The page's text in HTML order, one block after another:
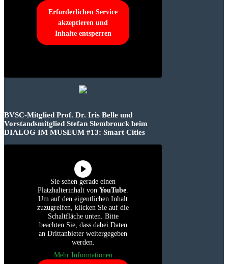
Erforderlichen Service
akzeptieren und
Inhalte entsperren
BVSC-Mitglied Prof. Dr. Iris Belle und
Vorstandsmitglied Stefan Slembrouck beim
DIALOG IM MUSEUM #13: Smart Cities
Sie sehen gerade einen
Platzhalterinhalt von YouTube.
Um auf den eigentlichen Inhalt
zuzugreifen, klicken Sie auf die
Schaltfläche unten. Bitte
beachten Sie, dass dabei Daten
an Drittanbieter weitergegeben
werden.
Mehr Informationen